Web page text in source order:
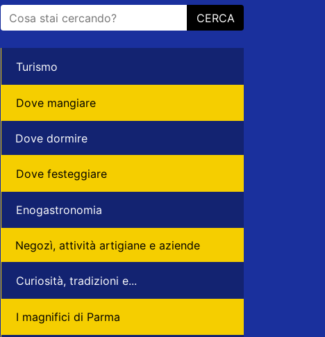
CERCA
Turismo
Dove mangiare
Dove dormire
Dove festeggiare
Enogastronomia
Negozì, attività artigiane e aziende
Curiosità, tradizioni e...
I magnifici di Parma